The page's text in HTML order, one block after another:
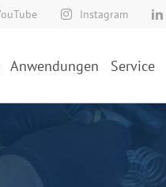
Instagram
Anwendungen Service